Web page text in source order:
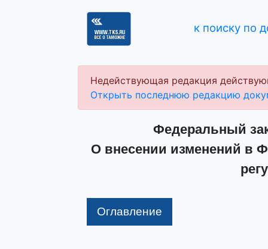
к поиску по
Недействующая редакция
Открыть последнюю редакцию
Федеральный
О внесении изменений в
Оглавление